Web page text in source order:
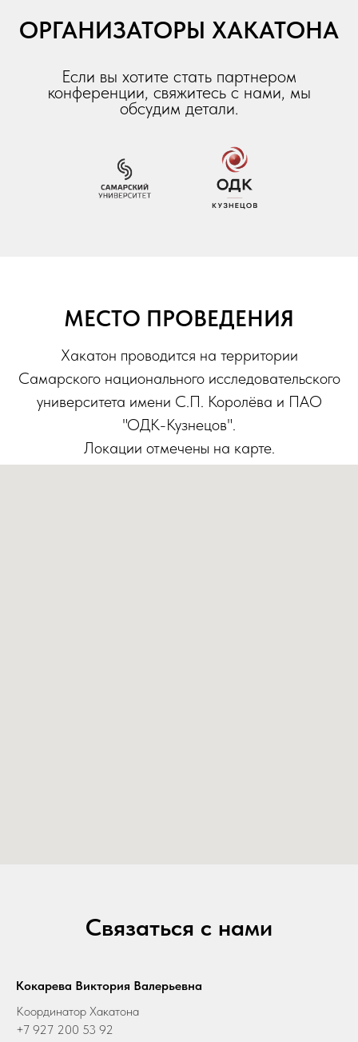
ОРГАНИЗАТОРЫ ХАКАТОНА
Если вы хотите стать партнером
конференции, свяжитесь с нами, мы
обсудим детали.
МЕСТО ПРОВЕДЕНИЯ
Хакатон проводится на территории
Самарского национального исследовательского
университета имени С.П. Королёва и ПАО
"ОДК-Кузнецов".
Локации отмечены на карте.
Связаться с нами
Кокарева Виктория Валерьевна
Координатор Хакатона
+7 927 200 53 92